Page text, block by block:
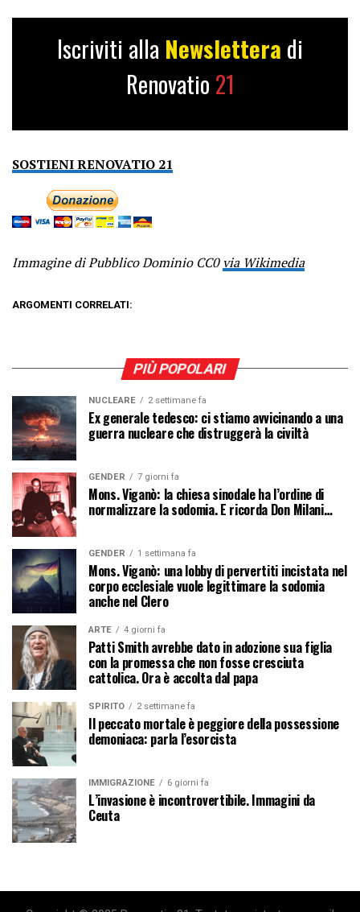
Iscriviti alla Newslettera di
Renovatio 21
SOSTIENI RENOVATIO 21
Immagine di Pubblico Dominio CC0via Wikimedia
ARGOMENTI CORRELATI:
PIÙ POPOLARI
NUCLEARE 2 settimane fa
Ex generale tedesco: ci stiamo avvicinando a una
guerra nucleare che distruggerà la civiltà
GENDER 7 giorni fa
Mons. Viganò: la chiesa sinodale ha l’ordine di
normalizzare la sodomia. E ricorda Don Milani…
GENDER 1 settimana fa
Mons. Viganò: una lobby di pervertiti incistata nel
corpo ecclesiale vuole legittimare la sodomia
anche nel Clero
ARTE 4 giorni fa
Patti Smith avrebbe dato in adozione sua figlia
con la promessa che non fosse cresciuta
cattolica. Ora è accolta dal papa
SPIRITO 2 settimane fa
Il peccato mortale è peggiore della possessione
demoniaca: parla l’esorcista
IMMIGRAZIONE 6 giorni fa
L’invasione è incontrovertibile. Immagini da
Ceuta